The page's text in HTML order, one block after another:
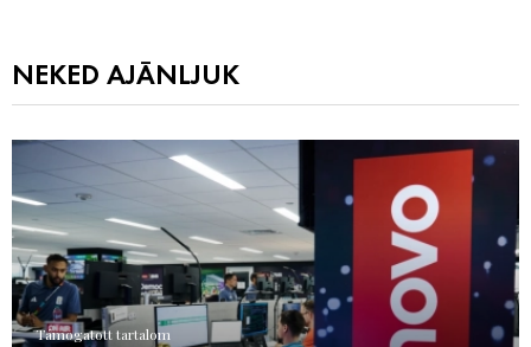
NEKED AJÁNLJUK
Támogatott tartalom